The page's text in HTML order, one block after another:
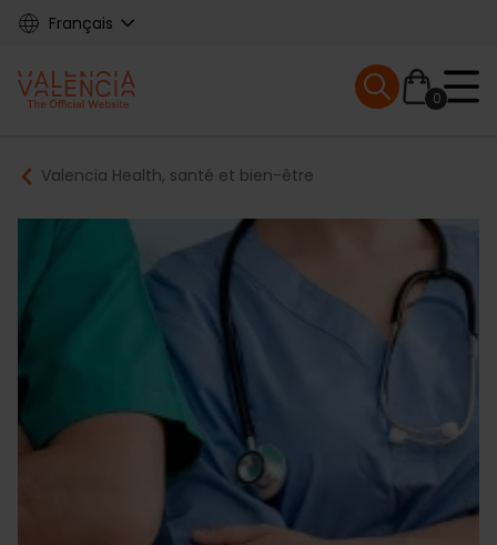
Skip
content
Français
Main
navigation
0
Mobile menu
Breadcrumb
Valencia Health, santé et bien-être